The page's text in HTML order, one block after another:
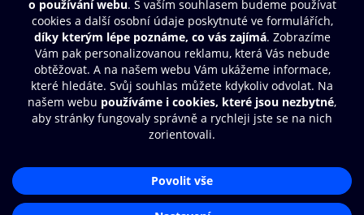
Moje O2 Knihovna
Další zábava
© O2 Czech Republic a.s.
Zásady zpracování osobních údajůAplikace O2 Knihovna